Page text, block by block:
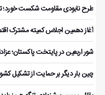
طرح نابودی مقاومت شکست خورد؛
آغاز دهمین اجلاس کمیته مشترک
شور اربعین در پایتخت پاکستان؛
چین بار دیگر بر حمایت از تشکیل